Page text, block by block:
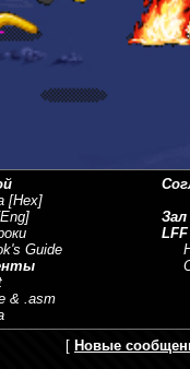
[Hex]
Guide
& .asm
[ Новые